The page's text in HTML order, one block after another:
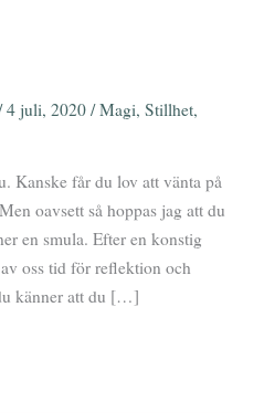
4 juli, 2020 /Magi, Stillhet,
Kanske får du lov att vänta på
oavsett så hoppas jag att du
en smula. Efter en konstig
oss tid för reflektion och
känner att du […]